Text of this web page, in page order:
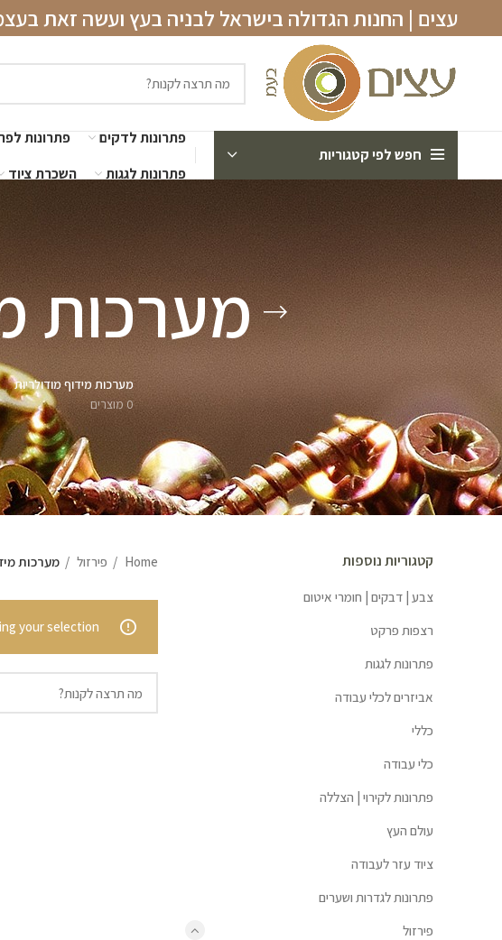
עצים | החנות הגדולה בישראל לבניה בעץ ועשה זאת
חפש לפי קטגוריות
פתרונות לדקים פתרונות
פתרונות לגגות
השכרת ציוד
מערכות
מערכות מידוף מודולריות
0 מוצרים
קטגוריות נוספות
צבע | דבקים | חומרי איטום
רצפות פרקט
פתרונות לגגות
אביזרים לכלי עבודה
כללי
כלי עבודה
פתרונות לקירוי | הצללה
עולם העץ
ציוד עזר לעבודה
פתרונות לגדרות ושערים
פירזול
Home פירזול מערכות
your selection.